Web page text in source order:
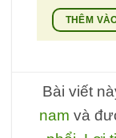
THÊM
Bài viết
nam và